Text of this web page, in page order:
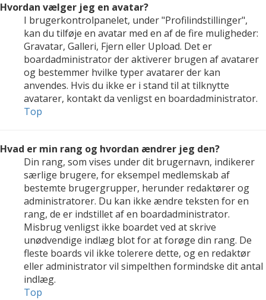
Hvordan vælger jeg en avatar?
I brugerkontrolpanelet, under "Profilindstillinger",
kan du tilføje en avatar med en af de fire muligheder:
Gravatar, Galleri, Fjern eller Upload. Det er
boardadministrator der aktiverer brugen af avatarer
og bestemmer hvilke typer avatarer der kan
anvendes. Hvis du ikke er i stand til at tilknytte
avatarer, kontakt da venligst en boardadministrator.
Top
Hvad er min rang og hvordan ændrer jeg den?
Din rang, som vises under dit brugernavn, indikerer
særlige brugere, for eksempel medlemskab af
bestemte brugergrupper, herunder redaktører og
administratorer. Du kan ikke ændre teksten for en
rang, de er indstillet af en boardadministrator.
Misbrug venligst ikke boardet ved at skrive
unødvendige indlæg blot for at forøge din rang. De
fleste boards vil ikke tolerere dette, og en redaktør
eller administrator vil simpelthen formindske dit antal
indlæg.
Top